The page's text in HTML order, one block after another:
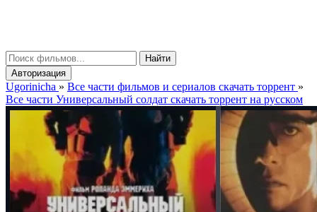
Найти
Авторизация
Ugorinicha » Все части фильмов и сериалов скачать торрент »
Все части Универсальный солдат скачать торрент на русском